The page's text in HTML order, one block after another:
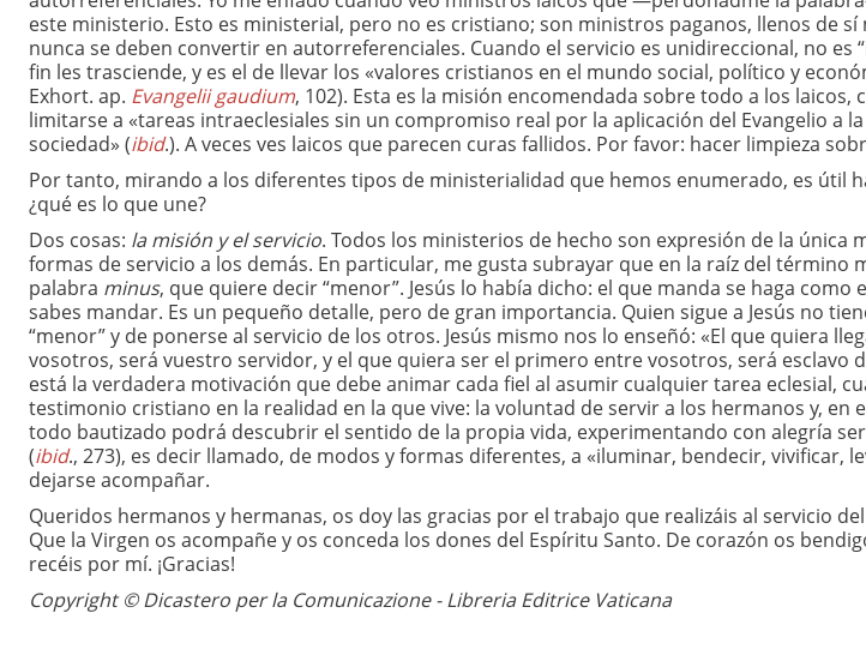
este ministerio. Esto es ministerial, pero no es cristiano; son ministros paganos, llenos de
nunca se deben convertir en autorreferenciales. Cuando el servicio es unidireccional, no es
fin les trasciende, y es el de llevar los «valores cristianos en el mundo social, político y
Exhort. ap. Evangelii gaudium, 102). Esta es la misión encomendada sobre todo a los laicos,
limitarse a «tareas intraeclesiales sin un compromiso real por la aplicación del Evangelio a
sociedad» (ibid.). A veces ves laicos que parecen curas fallidos. Por favor: hacer limpieza
Por tanto, mirando a los diferentes tipos de ministerialidad que hemos enumerado, es útil
¿qué es lo que une?
Dos cosas: la misión y el servicio. Todos los ministerios de hecho son expresión de la única
formas de servicio a los demás. En particular, me gusta subrayar que en la raíz del término
palabra minus, que quiere decir “menor”. Jesús lo había dicho: el que manda se haga como
sabes mandar. Es un pequeño detalle, pero de gran importancia. Quien sigue a Jesús no
“menor” y de ponerse al servicio de los otros. Jesús mismo nos lo enseñó: «El que quiera
vosotros, será vuestro servidor, y el que quiera ser el primero entre vosotros, será esclavo
está la verdadera motivación que debe animar cada fiel al asumir cualquier tarea eclesial,
testimonio cristiano en la realidad en la que vive: la voluntad de servir a los hermanos y, en
todo bautizado podrá descubrir el sentido de la propia vida, experimentando con alegría
(ibid., 273), es decir llamado, de modos y formas diferentes, a «iluminar, bendecir, vivificar,
dejarse acompañar.
Queridos hermanos y hermanas, os doy las gracias por el trabajo que realizáis al servicio
Que la Virgen os acompañe y os conceda los dones del Espíritu Santo. De corazón os
recéis por mí. ¡Gracias!
Copyright © Dicastero per la Comunicazione - Libreria Editrice Vaticana